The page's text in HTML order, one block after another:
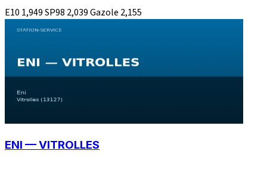
E10 1,949SP98 2,039Gazole 2,155
ENI — VITROLLES